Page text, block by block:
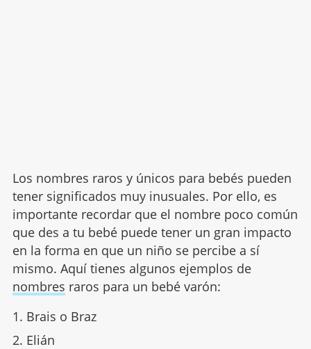
Los nombres raros y únicos para bebés pueden
tener significados muy inusuales. Por ello, es
importante recordar que el nombre poco común
que des a tu bebé puede tener un gran impacto
en la forma en que un niño se percibe a sí
mismo. Aquí tienes algunos ejemplos de
nombres raros para un bebé varón:
Brais o Braz
Elián